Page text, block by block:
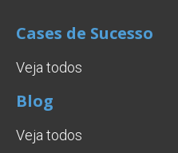
Cases de Sucesso
Veja todos
Blog
Veja todos